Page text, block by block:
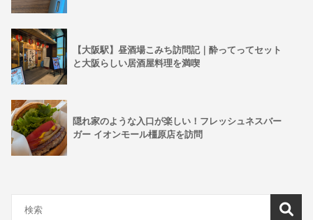
【大阪駅】昼酒場こみち訪問記｜酔ってってセット
と大阪らしい居酒屋料理を満喫
隠れ家のような入口が楽しい！フレッシュネスバー
ガー イオンモール橿原店を訪問